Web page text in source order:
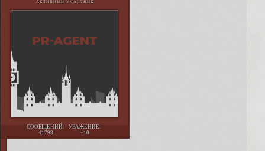
АКТИВНЫЙ УЧАСТНИК
СООБЩЕНИЙ:
41793
УВАЖЕНИЕ:
+10